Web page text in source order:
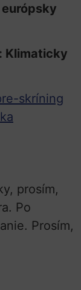
Klimaticky
skríning
prosím,
Po
Prosím,